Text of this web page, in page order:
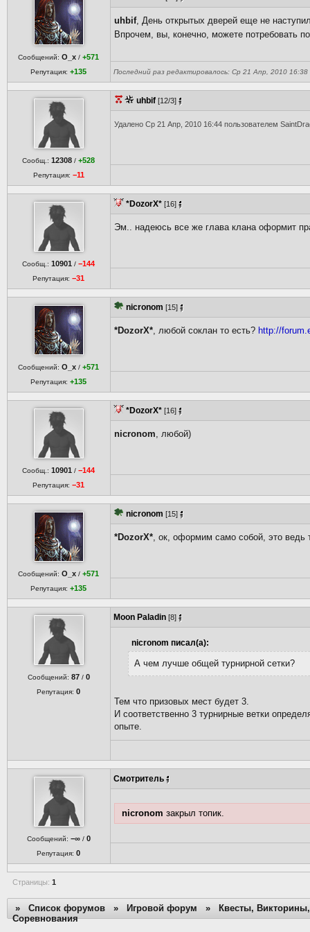
Сообщений:O_x /+571
Репутация:+135
uhbif, День открытых дверей еще не
Впрочем, вы, конечно, можете потребовать
Последний раз редактировалось: Ср 21 Апр, 2010 16:38
Сообщ.:12308 /+528
Репутация: −11
uhbif [12/3]
Удалено Ср 21 Апр, 2010 16:44 пользователем
Сообщ.:10901 /−144
Репутация:−31
*DozorX* [16]
Эм.. надеюсь все же глава клана оформит
Сообщений:O_x /+571
Репутация:+135
nicronom [15]
*DozorX*, любой соклан то есть? http://
Сообщ.:10901 /−144
Репутация:−31
*DozorX* [16]
nicronom, любой)
Сообщений:O_x /+571
Репутация:+135
nicronom [15]
*DozorX*, ок, оформим само собой, это ведь
Сообщений: 87 / 0
Репутация:0
Moon Paladin [8]
nicronom писал(а):
А чем лучше общей турнирной сетки?
Тем что призовых мест будет 3.
И соответственно 3 турнирные ветки
опыте.
Сообщений: −∞ / 0
Репутация:0
Смотритель
nicronom закрыл топик.
Страницы: 1
» Список форумов » Игровой форум »
Квесты,
Соревнования